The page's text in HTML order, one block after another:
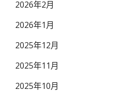
2026年2月
2026年1月
2025年12月
2025年11月
2025年10月